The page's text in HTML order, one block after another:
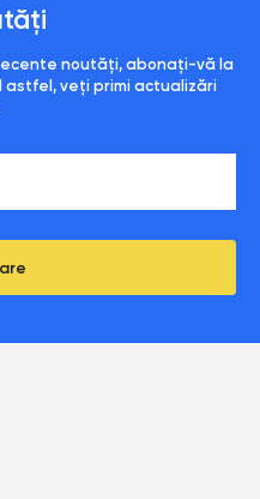
noutăți, abonați-vă la
veți primi actualizări